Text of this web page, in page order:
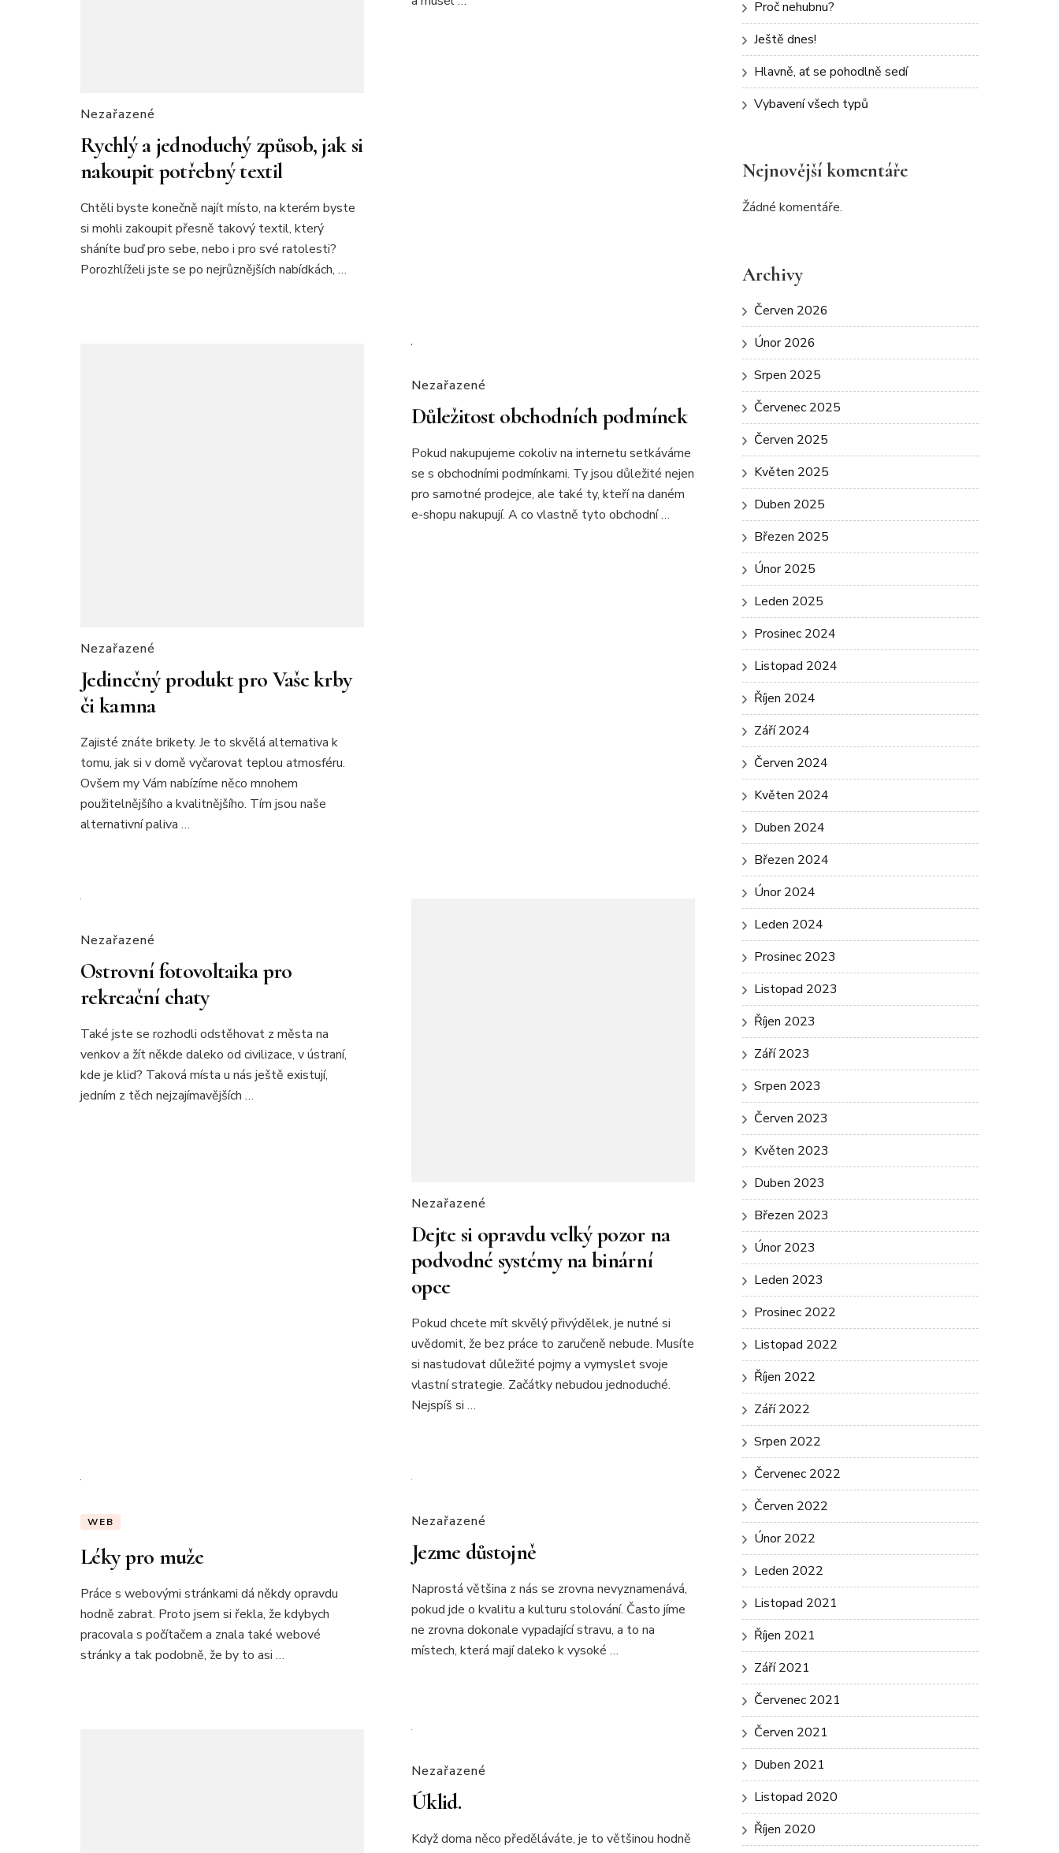
Nezařazené
Rychlý a jednoduchý způsob, jak si
nakoupit potřebný textil
Chtěli byste konečně najít místo, na kterém byste
si mohli zakoupit přesně takový textil, který
sháníte buď pro sebe, nebo i pro své ratolesti?
Porozhlíželi jste se po nejrůznějších nabídkách, …
Nezařazené
Jedinečný produkt pro Vaše krby
či kamna
Zajisté znáte brikety. Je to skvělá alternativa k
tomu, jak si v domě vyčarovat teplou atmosféru.
Ovšem my Vám nabízíme něco mnohem
použitelnějšího a kvalitnějšího. Tím jsou naše
alternativní paliva …
Nezařazené
Důležitost obchodních podmínek
Pokud nakupujeme cokoliv na internetu setkáváme
se s obchodními podmínkami. Ty jsou důležité nejen
pro samotné prodejce, ale také ty, kteří na daném
e-shopu nakupují. A co vlastně tyto obchodní …
Nezařazené
Ostrovní fotovoltaika pro
rekreační chaty
Také jste se rozhodli odstěhovat z města na
venkov a žít někde daleko od civilizace, v ústraní,
kde je klid? Taková místa u nás ještě existují,
jedním z těch nejzajímavějších …
Nezařazené
Dejte si opravdu velký pozor na
podvodné systémy na binární
opce
Pokud chcete mít skvělý přivýdělek, je nutné si
uvědomit, že bez práce to zaručeně nebude. Musíte
si nastudovat důležité pojmy a vymyslet svoje
vlastní strategie. Začátky nebudou jednoduché.
Nejspíš si …
WEB
Léky pro muže
Práce s webovými stránkami dá někdy opravdu
hodně zabrat. Proto jsem si řekla, že kdybych
pracovala s počítačem a znala také webové
stránky a tak podobně, že by to asi …
Nezařazené
Jezme důstojně
Naprostá většina z nás se zrovna nevyznamenává,
pokud jde o kvalitu a kulturu stolování. Často jíme
ne zrovna dokonale vypadající stravu, a to na
místech, která mají daleko k vysoké …
Nezařazené
Úklid.
Když doma něco předěláváte, je to většinou hodně
Proč nehubnu?
Ještě dnes!
Hlavně, ať se pohodlně sedí
Vybavení všech typů
Nejnovější komentáře
Žádné komentáře.
Archivy
Červen 2026
Únor 2026
Srpen 2025
Červenec 2025
Červen 2025
Květen 2025
Duben 2025
Březen 2025
Únor 2025
Leden 2025
Prosinec 2024
Listopad 2024
Říjen 2024
Září 2024
Červen 2024
Květen 2024
Duben 2024
Březen 2024
Únor 2024
Leden 2024
Prosinec 2023
Listopad 2023
Říjen 2023
Září 2023
Srpen 2023
Červen 2023
Květen 2023
Duben 2023
Březen 2023
Únor 2023
Leden 2023
Prosinec 2022
Listopad 2022
Říjen 2022
Září 2022
Srpen 2022
Červenec 2022
Červen 2022
Únor 2022
Leden 2022
Listopad 2021
Říjen 2021
Září 2021
Červenec 2021
Červen 2021
Duben 2021
Listopad 2020
Říjen 2020